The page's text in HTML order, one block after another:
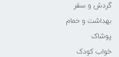
گردش و سفر
بهداشت و حمام
پوشاک
خواب کودک